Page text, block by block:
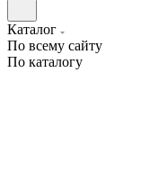
Каталог
По всему сайту
По каталогу